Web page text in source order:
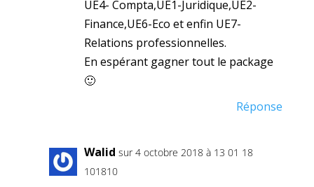
UE4- Compta,UE1-Juridique,UE2-
Finance,UE6-Eco et enfin UE7-
Relations professionnelles.
En espérant gagner tout le package
🙂
Réponse
Walid sur 4 octobre 2018 à 13 01 18
101810